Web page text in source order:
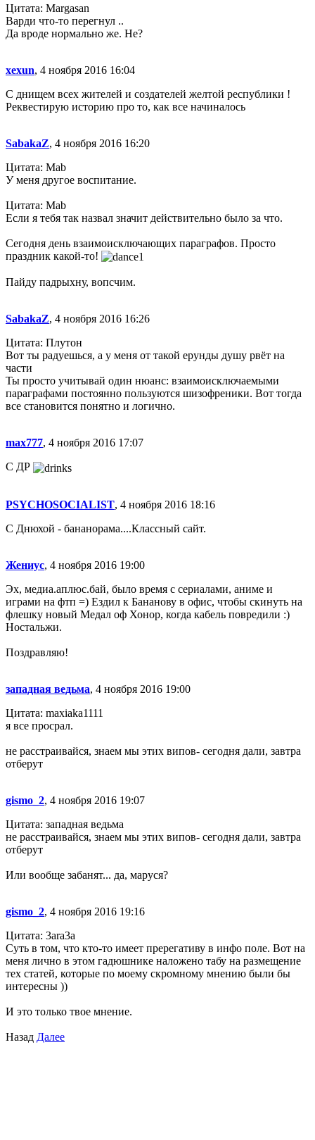
Цитата: Margasan
Варди что-то перегнул ..
Да вроде нормально же. Не?
xexun, 4 ноября 2016 16:04
С днищем всех жителей и создателей желтой республики !
Реквестирую историю про то, как все начиналось
SabakaZ, 4 ноября 2016 16:20
Цитата: Mab
У меня другое воспитание.
Цитата: Mab
Если я тебя так назвал значит действительно было за что.
Сегодня день взаимоисключающих параграфов. Просто
праздник какой-то!
Пайду падрыхну, вопсчим.
SabakaZ, 4 ноября 2016 16:26
Цитата: Плутон
Вот ты радуешься, а у меня от такой ерунды душу рвёт на
части
Ты просто учитывай один нюанс: взаимоисключаемыми
параграфами постоянно пользуются шизофреники. Вот тогда
все становится понятно и логично.
max777, 4 ноября 2016 17:07
C ДР
PSYCHOSOCIALIST, 4 ноября 2016 18:16
С Днюхой - бананорама....Классный сайт.
Жениус, 4 ноября 2016 19:00
Эх, медиа.аплюс.бай, было время с сериалами, аниме и
играми на фтп =) Ездил к Бананову в офис, чтобы скинуть на
флешку новый Медал оф Хонор, когда кабель повредили :)
Ностальжи.
Поздравляю!
западная ведьма, 4 ноября 2016 19:00
Цитата: maxiaka1111
я все просрал.
не расстраивайся, знаем мы этих випов- сегодня дали, завтра
отберут
gismo_2, 4 ноября 2016 19:07
Цитата: западная ведьма
не расстраивайся, знаем мы этих випов- сегодня дали, завтра
отберут
Или вообще забанят... да, маруся?
gismo_2, 4 ноября 2016 19:16
Цитата: 3ara3a
Суть в том, что кто-то имеет пререгативу в инфо поле. Вот на
меня лично в этом гадюшнике наложено табу на размещение
тех статей, которые по моему скромному мнению были бы
интересны ))
И это только твое мнение.
Назад Далее